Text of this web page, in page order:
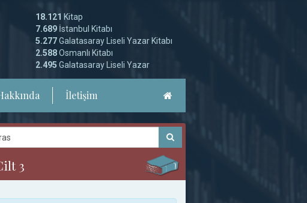
18.121 Kitap
7.689 İstanbul Kitabı
5.277Galatasaray Liseli Yazar Kitabı
2.588Osmanlı Kitabı
2.495 Galatasaray Liseli Yazar
İletişim
3